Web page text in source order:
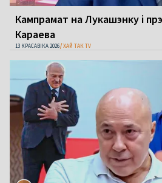
Кампрамат на Лукашэнку і
Караева
13 КРАСАВІКА 2026 ХАЙ ТАК TV